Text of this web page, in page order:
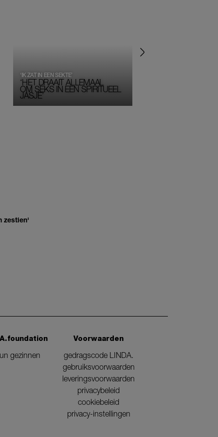
‘HET DRAAIT ALLEMAAL
OM SEKS IN EEN SPIRITUEEL
JASJE’
‘IK ZAT IN EEN SEKTE’
zestien'
gezinnen
Voorwaarden
gedragscode LINDA.
gebruiksvoorwaarden
leveringsvoorwaarden
privacybeleid
cookiebeleid
privacy-instellingen